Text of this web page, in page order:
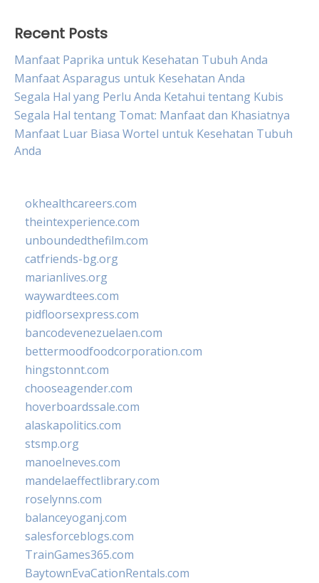
Recent Posts
Manfaat Paprika untuk Kesehatan Tubuh Anda
Manfaat Asparagus untuk Kesehatan Anda
Segala Hal yang Perlu Anda Ketahui tentang Kubis
Segala Hal tentang Tomat: Manfaat dan Khasiatnya
Manfaat Luar Biasa Wortel untuk Kesehatan Tubuh
Anda
okhealthcareers.com
theintexperience.com
unboundedthefilm.com
catfriends-bg.org
marianlives.org
waywardtees.com
pidfloorsexpress.com
bancodevenezuelaen.com
bettermoodfoodcorporation.com
hingstonnt.com
chooseagender.com
hoverboardssale.com
alaskapolitics.com
stsmp.org
manoelneves.com
mandelaeffectlibrary.com
roselynns.com
balanceyoganj.com
salesforceblogs.com
TrainGames365.com
BaytownEvaCationRentals.com